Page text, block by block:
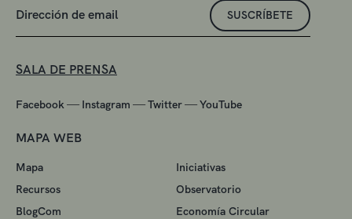
SUSCRÍBETE
SALA DE PRENSA
Facebook — Instagram —Twitter—YouTube
MAPA WEB
Mapa
Iniciativas
Recursos
Observatorio
BlogCom
Economía Circular